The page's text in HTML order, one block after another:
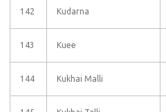
142 Kudarna
143 Kuee
144 Kukhai Malli